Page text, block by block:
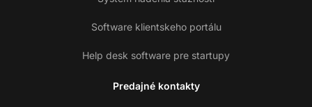
Software klientskeho portálu
Help desk software pre startupy
Predajné kontakty